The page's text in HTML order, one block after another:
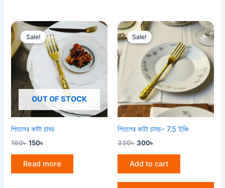
OUT OF STOCK
Sale!
পিতলের কাটা চামচ
160৳
Original
price
was:
160৳ .
150৳
Current
price
is:
150৳ .
Read more
Sale!
পিতলের কাটা চামচ- 7.5 ইঞ্চি
330৳
Original
price
was:
330৳ .
300৳
Current
300৳ .
Add to cart